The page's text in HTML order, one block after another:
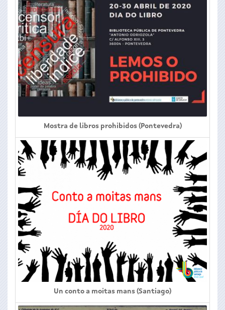
Mostra de libros prohibidos (Pontevedra)
Un conto a moitas mans (Santiago)